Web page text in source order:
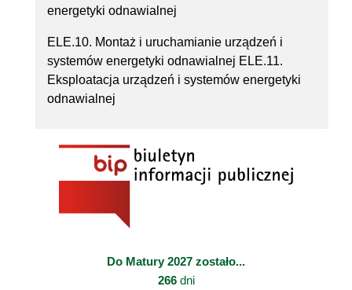
energetyki odnawialnej
ELE.10. Montaż i uruchamianie urządzeń i
systemów energetyki odnawialnej ELE.11.
Eksploatacja urządzeń i systemów energetyki
odnawialnej
Do Matury 2027 zostało...
266dni